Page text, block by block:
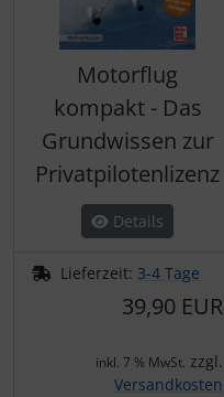
Motorflug
kompakt - Das
Grundwissen zur
Privatpilotenlizenz
Details
Lieferzeit: 3-4 Tage
39,90 EUR
inkl. 7 % MwSt. zzgl.
Versandkosten